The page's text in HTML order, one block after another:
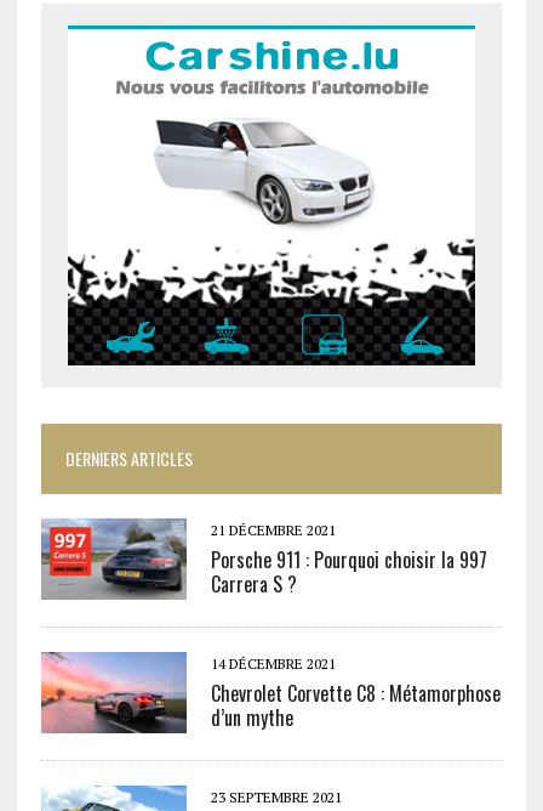
DERNIERS ARTICLES
21 DÉCEMBRE 2021
Porsche 911 : Pourquoi choisir la 997
Carrera S ?
14 DÉCEMBRE 2021
Chevrolet Corvette C8 : Métamorphose
d’un mythe
23 SEPTEMBRE 2021